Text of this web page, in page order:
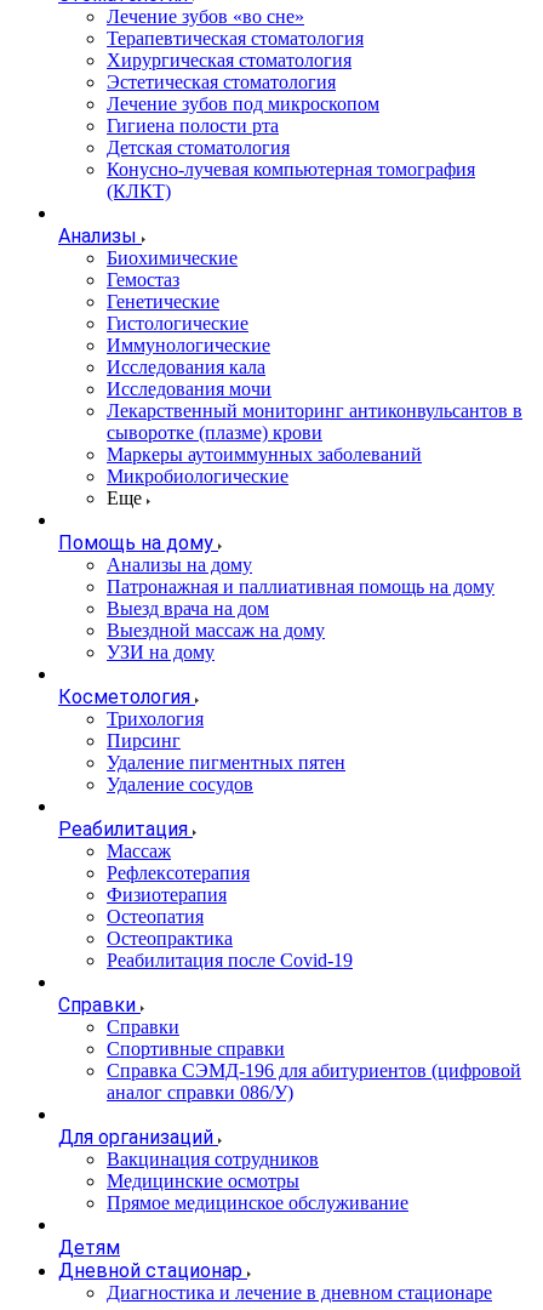
Лечение зубов «во сне»
Терапевтическая стоматология
Хирургическая стоматология
Эстетическая стоматология
Лечение зубов под микроскопом
Гигиена полости рта
Детская стоматология
Конусно-лучевая компьютерная томография
(КЛКТ)
Анализы
Биохимические
Гемостаз
Генетические
Гистологические
Иммунологические
Исследования кала
Исследования мочи
Лекарственный мониторинг антиконвульсантов в
сыворотке (плазме) крови
Маркеры аутоиммунных заболеваний
Микробиологические
Еще
Помощь на дому
Анализы на дому
Патронажная и паллиативная помощь на дому
Выезд врача на дом
Выездной массаж на дому
УЗИ на дому
Косметология
Трихология
Пирсинг
Удаление пигментных пятен
Удаление сосудов
Реабилитация
Массаж
Рефлексотерапия
Физиотерапия
Остеопатия
Остеопрактика
Реабилитация после Covid-19
Справки
Справки
Спортивные справки
Справка СЭМД‑196 для абитуриентов (цифровой
аналог справки 086/У)
Для организаций
Вакцинация сотрудников
Медицинские осмотры
Прямое медицинское обслуживание
Детям
Дневной стационар
Диагностика и лечение в дневном стационаре